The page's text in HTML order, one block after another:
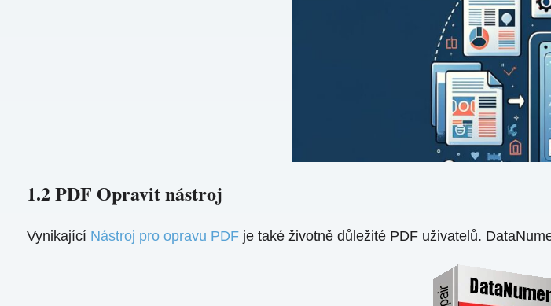
1.2 PDF Opravit nástroj
Vynikající Nástroj pro opravu PDFje také životně důležité PDF uživatelů.